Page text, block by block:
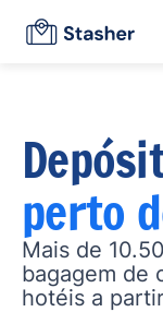
perto
Mais de
bagagem de
hotéis a